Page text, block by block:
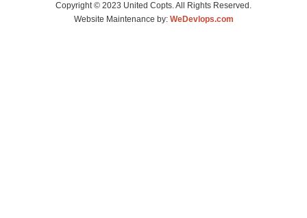
Copyright © 2023 United Copts. All Rights Reserved.
Website Maintenance by: WeDevlops.com